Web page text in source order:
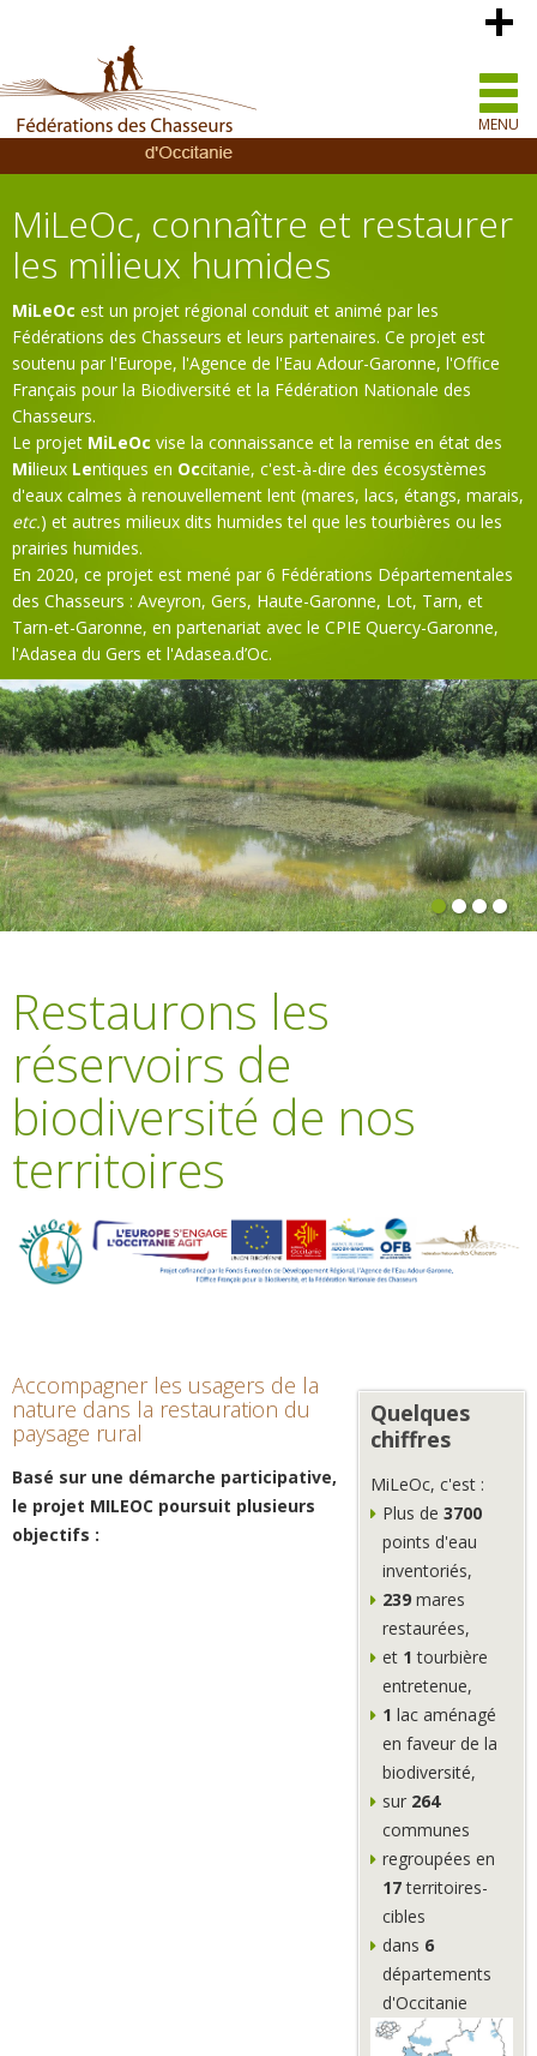
MENU
MiLeOc, connaître et restaurer
les milieux humides
MiLeOc est un projet régional conduit et animé par les
Fédérations des Chasseurs et leurs partenaires. Ce projet est
soutenu par l'Europe, l'Agence de l'Eau Adour-Garonne, l'Office
Français pour la Biodiversité et la Fédération Nationale des
Chasseurs.
Le projet MiLeOc vise la connaissance et la remise en état des
Milieux Lentiques en Occitanie, c'est-à-dire des écosystèmes
d'eaux calmes à renouvellement lent (mares, lacs, étangs, marais,
etc.) et autres milieux dits humides tel que les tourbières ou les
prairies humides.
En 2020, ce projet est mené par 6 Fédérations Départementales
des Chasseurs : Aveyron, Gers, Haute-Garonne, Lot, Tarn, et
Tarn-et-Garonne, en partenariat avec le CPIE Quercy-Garonne,
l'Adasea du Gers et l'Adasea.d’Oc.
Restaurons les
réservoirs de
biodiversité de nos
territoires
Quelques
chiffres
MiLeOc, c'est :
Plus de 3700
points d'eau
inventoriés,
239mares
restaurées,
et 1 tourbière
entretenue,
1 lac aménagé
en faveur de la
biodiversité,
sur 264
communes
regroupées en
17territoires-
cibles
dans 6
départements
d'Occitanie
Accompagner les usagers de la
nature dans la restauration du
paysage rural
Basé sur une démarche participative,
le projet MILEOC poursuit plusieurs
objectifs :